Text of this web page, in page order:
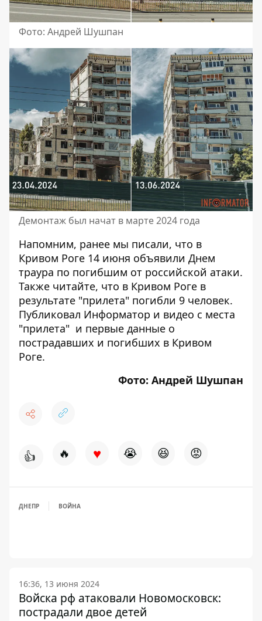
Фото: Андрей Шушпан
Демонтаж был начат в марте 2024 года
Напомним, ранее мы писали, что в
Кривом Роге 14 июня объявили Днем
траура по погибшим от российской атаки.
Также читайте, что в Кривом Роге в
результате "прилета" погибли 9 человек.
Публиковал Информатор и видео с места
"прилета" и первые данные о
пострадавших и погибших в Кривом
Роге.
Фото: Андрей Шушпан
👍 🔥 ♥ 😭 😆 😡
ДНЕПР ВОЙНА
16:36, 13 июня 2024
Войска рф атаковали Новомосковск:
пострадали двое детей